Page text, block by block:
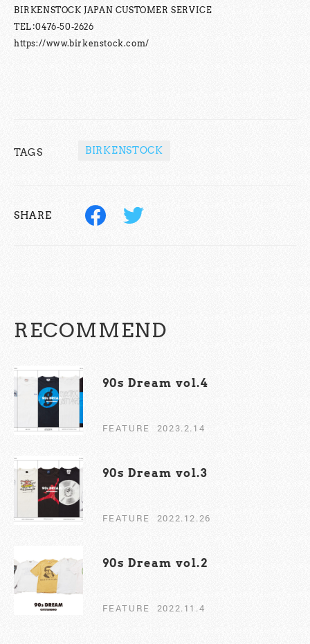
BIRKENSTOCK JAPAN CUSTOMER SERVICE
TEL：0476-50-2626
https://www.birkenstock.com/
TAGS BIRKENSTOCK
SHARE
RECOMMEND
FEATURE 2023.2.14
90s Dream vol.4
FEATURE 2022.12.26
90s Dream vol.3
FEATURE 2022.11.4
90s Dream vol.2￼